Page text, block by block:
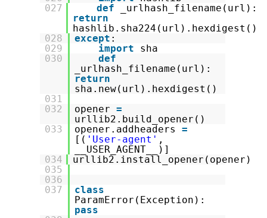
027
def
_urlhash_filename(url):
return
hashlib.sha224(url).hexdigest()
028
except :
029
import
sha
030
def
_urlhash_filename(url):
return
sha.new(url).hexdigest()
031
032
opener =
urllib2.build_opener()
033
opener.addheaders =
[( 'User-agent' ,
__USER_AGENT__)]
034
urllib2.install_opener(opener)
035
036
037
class
ParamError(Exception):
pass